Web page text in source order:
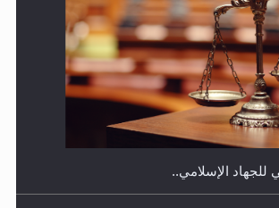
الميرزا مسرور أحمد أيده الله في أطفال
جنس المولود..
بزمن بعثة المسيح الموعود عليه السلام